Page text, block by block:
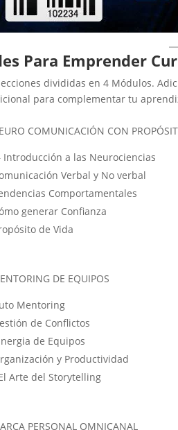
Para Emprender
divididas en 4 Módulos.
para complementar tu
COMUNICACIÓN CON
Introducción a las Neurociencias
Verbal y No verbal
Comportamentales
generar Confianza
de Vida
DE EQUIPOS
Mentoring
de Conflictos
de Equipos
y Productividad
Arte del Storytelling
PERSONAL OMNICANAL